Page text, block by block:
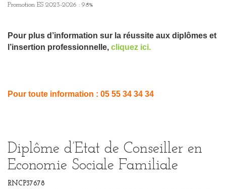
Promotion ES 2023-2026 : 98%
Pour plus d’information sur la réussite aux diplômes et
l’insertion professionnelle, cliquez ici.
Pour toute information : 05 55 34 34 34
Diplôme d’Etat de Conseiller en
Economie Sociale Familiale
RNCP37678